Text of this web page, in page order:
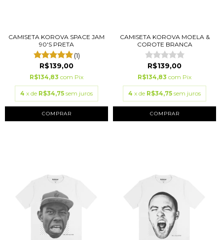
CAMISETA KOROVA SPACE JAM
90'S PRETA
(1)
R$139,00
R$134,83 com Pix
4 x de R$34,75 sem juros
COMPRAR
CAMISETA KOROVA MOELA &
COROTE BRANCA
R$139,00
R$134,83 com Pix
4 x de R$34,75 sem juros
COMPRAR